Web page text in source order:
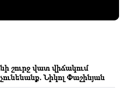
շուրջ վատ վիճակում
Նիկոլ Փաշինյան